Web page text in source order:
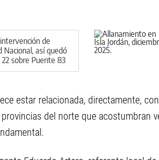
de
Nacional, así quedó
sobre Puente 83
estar relacionada, directamente,
del norte que acostumbran